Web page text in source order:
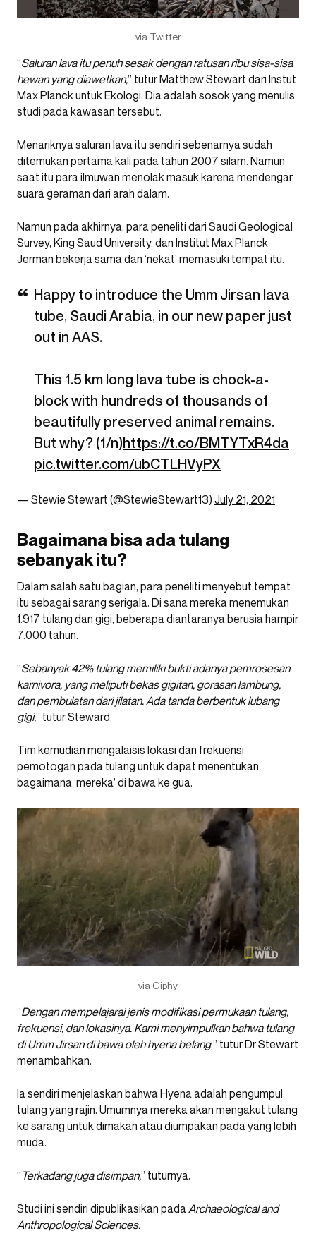
via Twitter
“Saluran lava itu penuh sesak dengan ratusan ribu sisa-sisa
hewan yang diawetkan,” tutur Matthew Stewart dari Instut
Max Planck untuk Ekologi. Dia adalah sosok yang menulis
studi pada kawasan tersebut.
Menariknya saluran lava itu sendiri sebenarnya sudah
ditemukan pertama kali pada tahun 2007 silam. Namun
saat itu para ilmuwan menolak masuk karena mendengar
suara geraman dari arah dalam.
Namun pada akhirnya, para peneliti dari Saudi Geological
Survey, King Saud University, dan Institut Max Planck
Jerman bekerja sama dan ‘nekat’ memasuki tempat itu.
Happy to introduce the Umm Jirsan lava
tube, Saudi Arabia, in our new paper just
out in AAS.
This 1.5 km long lava tube is chock-a-
block with hundreds of thousands of
beautifully preserved animal remains.
But why? (1/n)https://t.co/BMTYTxR4da
pic.twitter.com/ubCTLHVyPX
— Stewie Stewart (@StewieStewart13) July 21, 2021
Bagaimana bisa ada tulang
sebanyak itu?
Dalam salah satu bagian, para peneliti menyebut tempat
itu sebagai sarang serigala. Di sana mereka menemukan
1.917 tulang dan gigi, beberapa diantaranya berusia hampir
7.000 tahun.
“Sebanyak 42% tulang memiliki bukti adanya pemrosesan
karnivora, yang meliputi bekas gigitan, gorasan lambung,
dan pembulatan dari jilatan. Ada tanda berbentuk lubang
gigi,” tutur Steward.
Tim kemudian mengalaisis lokasi dan frekuensi
pemotogan pada tulang untuk dapat menentukan
bagaimana ‘mereka’ di bawa ke gua.
via Giphy
“Dengan mempelajarai jenis modifikasi permukaan tulang,
frekuensi, dan lokasinya. Kami menyimpulkan bahwa tulang
di Umm Jirsan di bawa oleh hyena belang,” tutur Dr Stewart
menambahkan.
Ia sendiri menjelaskan bahwa Hyena adalah pengumpul
tulang yang rajin. Umumnya mereka akan mengakut tulang
ke sarang untuk dimakan atau diumpakan pada yang lebih
muda.
“ Terkadang juga disimpan,” tuturnya.
Studi ini sendiri dipublikasikan pada Archaeological and
Anthropological Sciences.